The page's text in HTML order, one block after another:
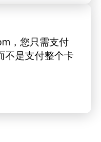
，您只需支付
不是支付整个卡